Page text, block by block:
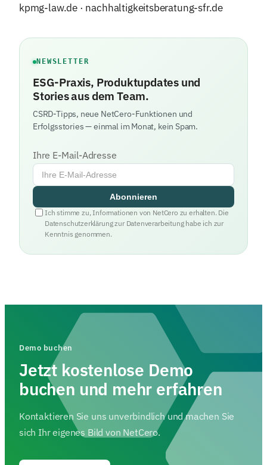
kpmg-law.de · nachhaltigkeitsberatung-sfr.de
NEWSLETTER
ESG-Praxis, Produktupdates und
Stories aus dem Team.
CSRD-Tipps, neue NetCero-Funktionen und
Erfolgsstories — einmal im Monat, kein Spam.
Ihre E-Mail-Adresse
Abonnieren
Ich stimme zu, Informationen von NetCero zu erhalten. Die
Datenschutzerklärung zur Datenverarbeitung habe ich zur
Kenntnis genommen.
Demo buchen
Jetzt kostenlose Demo
buchen und mehr erfahren
Kontaktieren Sie uns unverbindlich und machen Sie
sich Ihr eigenes Bild von NetCero.